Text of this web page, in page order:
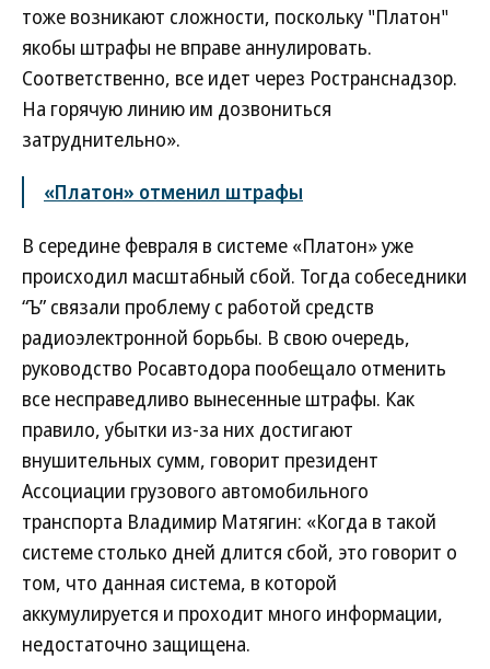
тоже возникают сложности, поскольку "Платон"
якобы штрафы не вправе аннулировать.
Соответственно, все идет через Ространснадзор.
На горячую линию им дозвониться
затруднительно».
«Платон» отменил штрафы
В середине февраля в системе «Платон» уже
происходил масштабный сбой. Тогда собеседники
“Ъ” связали проблему с работой средств
радиоэлектронной борьбы. В свою очередь,
руководство Росавтодора пообещало отменить
все несправедливо вынесенные штрафы. Как
правило, убытки из-за них достигают
внушительных сумм, говорит президент
Ассоциации грузового автомобильного
транспорта Владимир Матягин: «Когда в такой
системе столько дней длится сбой, это говорит о
том, что данная система, в которой
аккумулируется и проходит много информации,
недостаточно защищена.